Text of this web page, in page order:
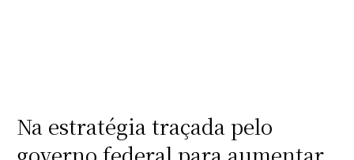
Na estratégia traçada pelo